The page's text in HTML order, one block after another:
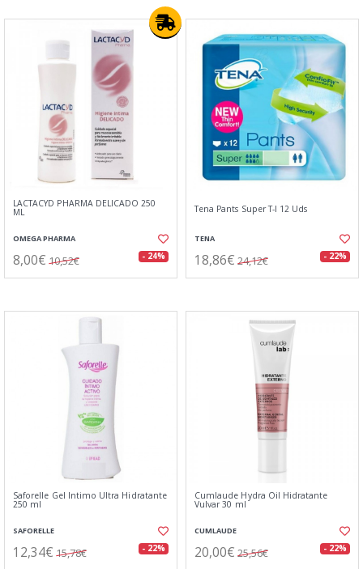
LACTACYD PHARMA DELICADO 250
ML
OMEGA PHARMA
8,00€ 10,52€ - 24%
Tena Pants Super T-l 12 Uds
TENA
18,86€ 24,12€ - 22%
Saforelle Gel Intimo Ultra Hidratante
250 ml
SAFORELLE
12,34€ 15,78€ - 22%
Cumlaude Hydra Oil Hidratante
Vulvar 30 ml
CUMLAUDE
20,00€ 25,56€ - 22%